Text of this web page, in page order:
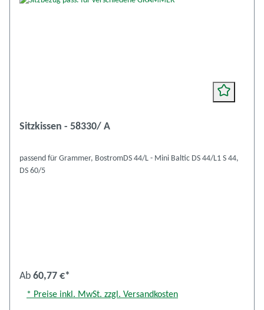
Sitzkissen - 58330/ A
passend für Grammer, BostromDS 44/L - Mini Baltic DS 44/L1 S 44,
DS 60/5
Ab 60,77 €*
* Preise inkl. MwSt. zzgl. Versandkosten